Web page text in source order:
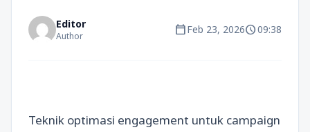
Editor
Author calendar_todayFeb 23, 2026schedule09:38
Teknik optimasi engagement untuk campaign